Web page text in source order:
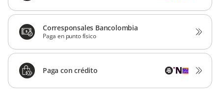
Corresponsales Bancolombia
Paga en punto físico
Paga con crédito